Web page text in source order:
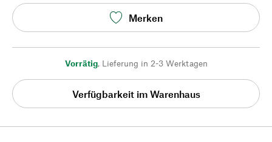
Merken
Vorrätig, Lieferung in 2-3 Werktagen
Verfügbarkeit im Warenhaus